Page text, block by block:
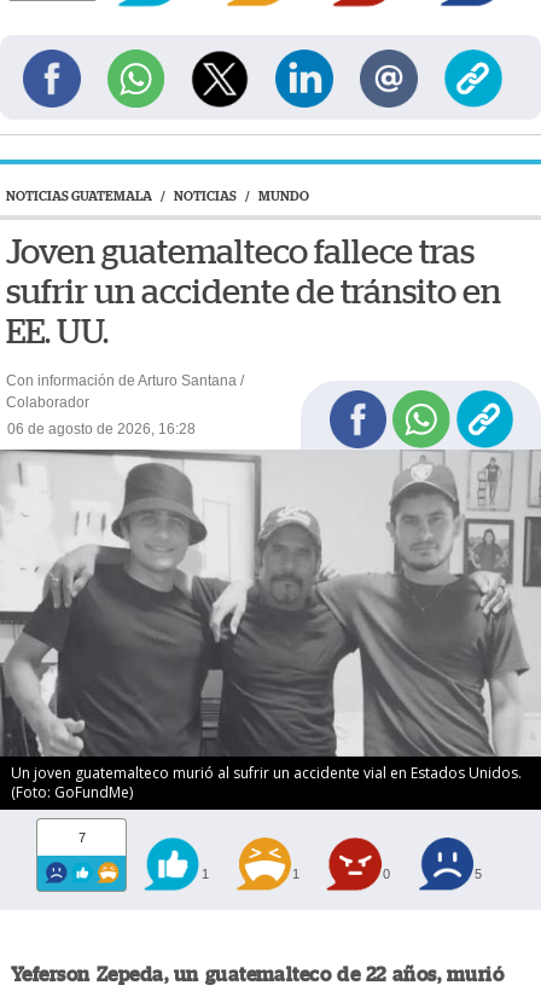
NOTICIAS GUATEMALA / NOTICIAS / MUNDO
Joven guatemalteco fallece tras
sufrir un accidente de tránsito en
EE. UU.
Con información de Arturo Santana /
Colaborador
06 de agosto de 2026, 16:28
Un joven guatemalteco murió al sufrir un accidente vial en Estados Unidos.
(Foto: GoFundMe)
7
1 1 0 5
Yeferson Zepeda, un guatemalteco de 22 años, murió